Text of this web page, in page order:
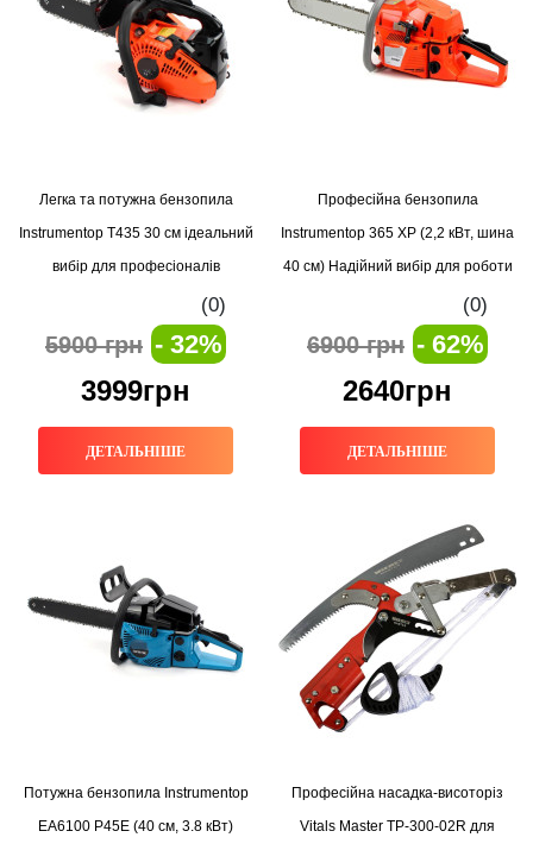
Легка та потужна бензопила
Instrumentop T435 30 см ідеальний
вибір для професіоналів
(0)
5900 грн - 32%
3999грн
ДЕТАЛЬНІШЕ
Професійна бензопила
Instrumentop 365 XP (2,2 кВт, шина
40 см) Надійний вибір для роботи
(0)
6900 грн - 62%
2640грн
ДЕТАЛЬНІШЕ
Потужна бензопила Instrumentop
EA6100 P45E (40 см, 3.8 кВт)
Професійна насадка-висоторіз
Vitals Master TP-300-02R для